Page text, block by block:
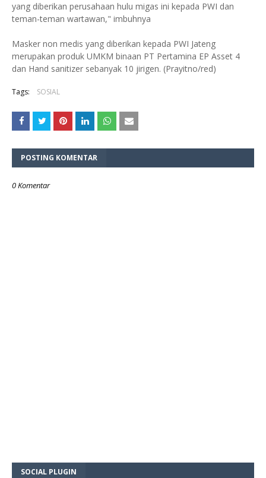
yang diberikan perusahaan hulu migas ini kepada PWI dan
teman-teman wartawan," imbuhnya
Masker non medis yang diberikan kepada PWI Jateng
merupakan produk UMKM binaan PT Pertamina EP Asset 4
dan Hand sanitizer sebanyak 10 jirigen. (Prayitno/red)
Tags: SOSIAL
POSTING KOMENTAR
0 Komentar
SOCIAL PLUGIN